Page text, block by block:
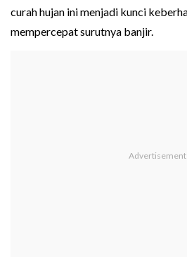
curah hujan ini menjadi kunci
mempercepat surutnya banjir.